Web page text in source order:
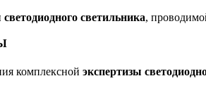
светильника,
комплексной экспертизы